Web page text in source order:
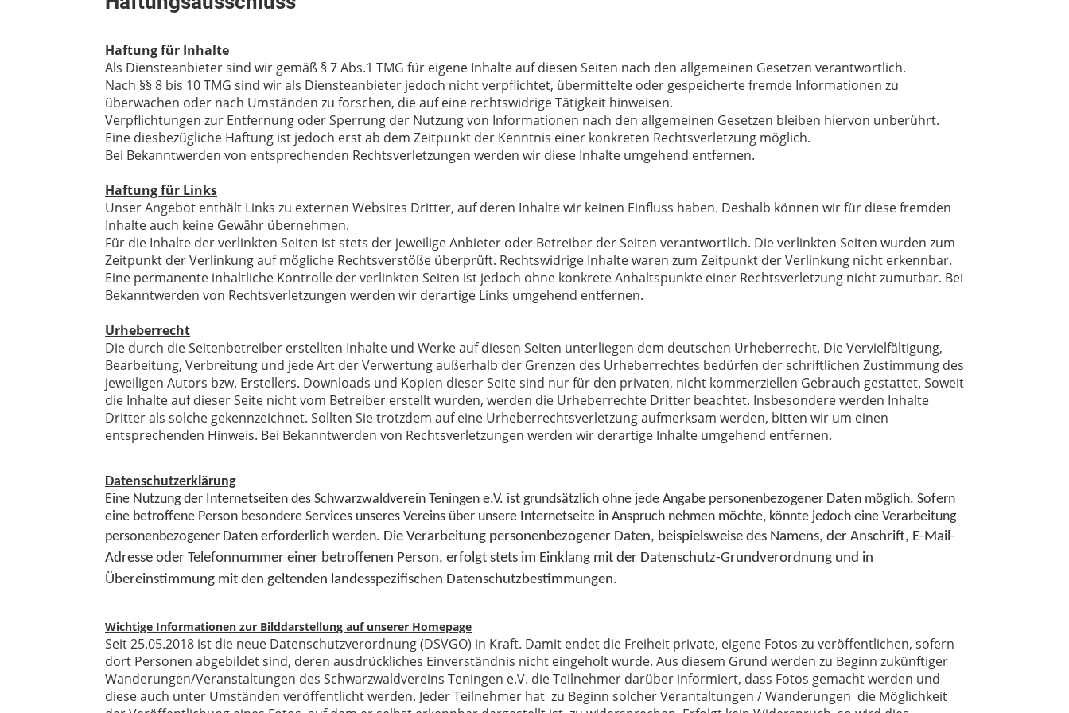
Haftung für Inhalte
Als Diensteanbieter sind wir gemäß § 7 Abs.1 TMG für eigene Inhalte auf diesen Seiten nach den allgemeinen Gesetzen verantwortlich.
Nach §§ 8 bis 10 TMG sind wir als Diensteanbieter jedoch nicht verpflichtet, übermittelte oder gespeicherte fremde Informationen zu
überwachen oder nach Umständen zu forschen, die auf eine rechtswidrige Tätigkeit hinweisen.
Verpflichtungen zur Entfernung oder Sperrung der Nutzung von Informationen nach den allgemeinen Gesetzen bleiben hiervon unberührt.
Eine diesbezügliche Haftung ist jedoch erst ab dem Zeitpunkt der Kenntnis einer konkreten Rechtsverletzung möglich.
Bei Bekanntwerden von entsprechenden Rechtsverletzungen werden wir diese Inhalte umgehend entfernen.
Haftung für Links
Unser Angebot enthält Links zu externen Websites Dritter, auf deren Inhalte wir keinen Einfluss haben. Deshalb können wir für diese fremden
Inhalte auch keine Gewähr übernehmen.
Für die Inhalte der verlinkten Seiten ist stets der jeweilige Anbieter oder Betreiber der Seiten verantwortlich. Die verlinkten Seiten wurden zum
Zeitpunkt der Verlinkung auf mögliche Rechtsverstöße überprüft. Rechtswidrige Inhalte waren zum Zeitpunkt der Verlinkung nicht erkennbar.
Eine permanente inhaltliche Kontrolle der verlinkten Seiten ist jedoch ohne konkrete Anhaltspunkte einer Rechtsverletzung nicht zumutbar. Bei
Bekanntwerden von Rechtsverletzungen werden wir derartige Links umgehend entfernen.
Urheberrecht
Die durch die Seitenbetreiber erstellten Inhalte und Werke auf diesen Seiten unterliegen dem deutschen Urheberrecht. Die Vervielfältigung,
Bearbeitung, Verbreitung und jede Art der Verwertung außerhalb der Grenzen des Urheberrechtes bedürfen der schriftlichen Zustimmung des
jeweiligen Autors bzw. Erstellers. Downloads und Kopien dieser Seite sind nur für den privaten, nicht kommerziellen Gebrauch gestattet. Soweit
die Inhalte auf dieser Seite nicht vom Betreiber erstellt wurden, werden die Urheberrechte Dritter beachtet. Insbesondere werden Inhalte
Dritter als solche gekennzeichnet. Sollten Sie trotzdem auf eine Urheberrechtsverletzung aufmerksam werden, bitten wir um einen
entsprechenden Hinweis. Bei Bekanntwerden von Rechtsverletzungen werden wir derartige Inhalte umgehend entfernen.
Datenschutzerklärung
Eine Nutzung der Internetseiten des Schwarzwaldverein Teningen e.V. ist grundsätzlich ohne jede Angabe personenbezogener Daten möglich. Sofern
eine betroffene Person besondere Services unseres Vereins über unsere Internetseite in Anspruch nehmen möchte, könnte jedoch eine Verarbeitung
personenbezogener Daten erforderlich werden. Die Verarbeitung personenbezogener Daten, beispielsweise des Namens, der Anschrift, E-Mail-
Adresse oder Telefonnummer einer betroffenen Person, erfolgt stets im Einklang mit der Datenschutz-Grundverordnung und in
Übereinstimmung mit den geltenden landesspezifischen Datenschutzbestimmungen.
Wichtige Informationen zur Bilddarstellung auf unserer Homepage
Seit 25.05.2018 ist die neue Datenschutzverordnung (DSVGO) in Kraft. Damit endet die Freiheit private, eigene Fotos zu veröffentlichen, sofern
dort Personen abgebildet sind, deren ausdrückliches Einverständnis nicht eingeholt wurde. Aus diesem Grund werden zu Beginn zukünftiger
Wanderungen/Veranstaltungen des Schwarzwaldvereins Teningen e.V. die Teilnehmer darüber informiert, dass Fotos gemacht werden und
diese auch unter Umständen veröffentlicht werden. Jeder Teilnehmer hat zu Beginn solcher Verantaltungen / Wanderungen die Möglichkeit